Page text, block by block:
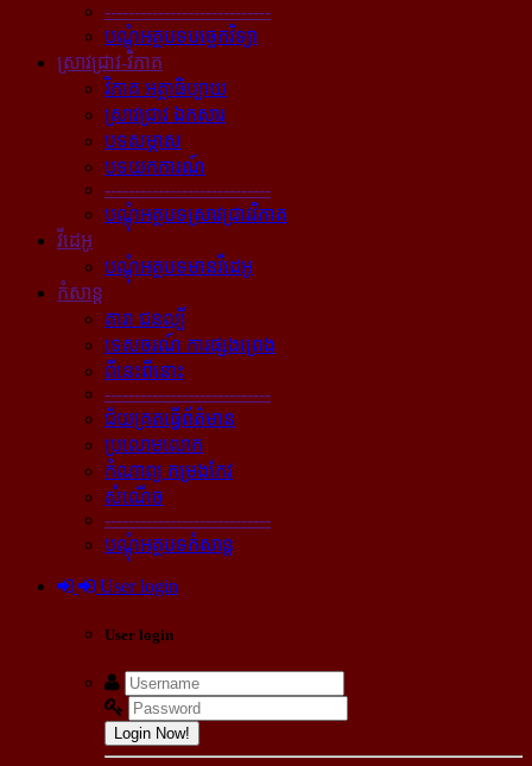
----------------------------
បណ្ដុំអត្ថបទបច្ចេកវិទ្យា
ស្រាវជ្រាវ-វិភាគ
វិភាគ អត្ថាធិប្បាយ
ស្រាវជ្រាវ ឯកសារ
បទសម្ភាស
បទយកការណ៍
----------------------------
បណ្ដុំអត្ថបទស្រាវជ្រាវវិភាគ
វីដេអូ
បណ្ដុំអត្ថបទមានវីដេអូ
កំសាន្ដ
តារា ជនល្បី
ទេសចរណ៍ ការផ្សងព្រេង
ពីនេះពីនោះ
----------------------------
ជ័យគ្រតធ្វើព័ត៌មាន
ប្រលោមលោក
កំណាព្យ កម្រងកែវ
សំណើច
----------------------------
បណ្ដុំអត្ថបទកំសាន្ដ
User login
User login
Login Now!